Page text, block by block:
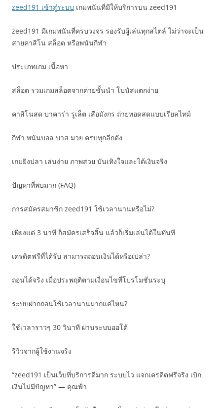
zeed191 เข้าสู่ระบบ เกมพนันที่มีให้บริการบน zeed191
zeed191 มีเกมพนันที่ครบวงจร รองรับผู้เล่นทุกสไตล์ ไม่ว่าจะเป็น
สายคาสิโน สล็อต หรือพนันกีฬา
ประเภทเกม เนื้อหา
สล็อต รวมเกมสล็อตจากค่ายชั้นนำ โบนัสแตกง่าย
คาสิโนสด บาคาร่า รูเล็ต เสือมังกร ถ่ายทอดสดแบบเรียลไทม์
กีฬา พนันบอล บาส มวย ครบทุกลีกดัง
เกมยิงปลา เล่นง่าย ภาพสวย บันเทิงใจและได้เงินจริง
ปัญหาที่พบมาก (FAQ)
การสมัครสมาชิก zeed191 ใช้เวลานานหรือไม่?
เพียงแต่ 3 นาที ก็สมัครเสร็จสิ้น แล้วก็เริ่มเล่นได้ในทันที
เครดิตฟรีที่ได้รับ สามารถถอนเงินได้หรือเปล่า?
ถอนได้จริง เมื่อประพฤติตามเงื่อนไขที่โปรโมชั่นระบุ
ระบบฝากถอนใช้เวลานานมากแค่ไหน?
ใช้เวลาราวๆ 30 วินาที ผ่านระบบออโต้
รีวิวจากผู้ใช้งานจริง
“zeed191 เป็นเว็บที่บริการดีมาก ระบบไว แจกเครดิตฟรีจริง เบิก
เงินไม่มีปัญหา” — คุณฟ้า